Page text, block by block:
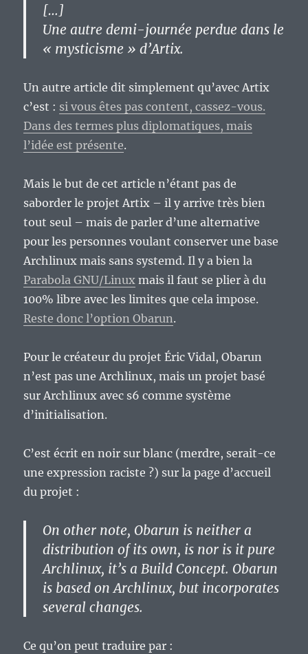
[…]
Une autre demi-journée perdue dans le
« mysticisme » d’Artix.
Un autre article dit simplement qu’avec Artix
c’est : si vous êtes pas content, cassez-vous.
Dans des termes plus diplomatiques, mais
l’idée est présente.
Mais le but de cet article n’étant pas de
saborder le projet Artix – il y arrive très bien
tout seul – mais de parler d’une alternative
pour les personnes voulant conserver une base
Archlinux mais sans systemd. Il y a bien la
Parabola GNU/Linux mais il faut se plier à du
100% libre avec les limites que cela impose.
Reste donc l’option Obarun.
Pour le créateur du projet Éric Vidal, Obarun
n’est pas une Archlinux, mais un projet basé
sur Archlinux avec s6 comme système
d’initialisation.
C’est écrit en noir sur blanc (merdre, serait-ce
une expression raciste ?) sur la page d’accueil
du projet :
On other note, Obarun is neither a
distribution of its own, is nor is it pure
Archlinux, it’s a Build Concept. Obarun
is based on Archlinux, but incorporates
several changes.
Ce qu’on peut traduire par :